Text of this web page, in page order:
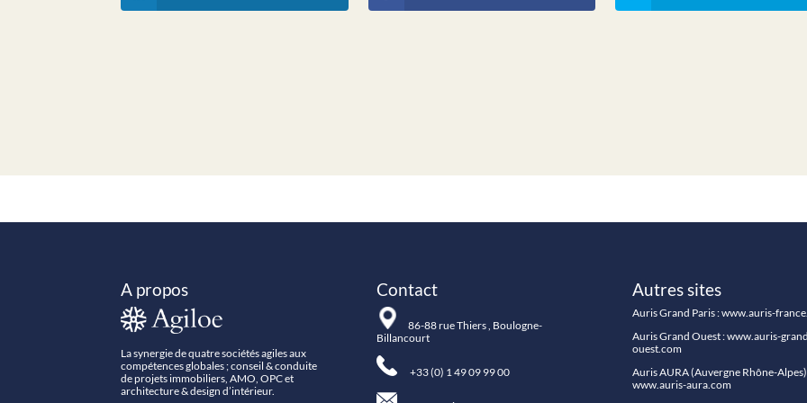
A propos
La synergie de quatre sociétés agiles aux
compétences globales ; conseil & conduite
de projets immobiliers, AMO, OPC et
architecture & design d’intérieur.
Contact
86-88 rue Thiers , Boulogne-
Billancourt
+33 (0) 1 49 09 99 00
Autres sites
Auris Grand Paris :www.auris-
Auris Grand Ouest :www.auris-
ouest.com
Auris AURA (Auvergne Rhône-
www.auris-aura.com